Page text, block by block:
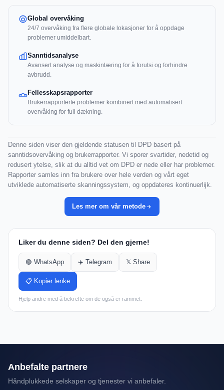
Global overvåking
24/7 overvåking fra flere globale lokasjoner for å oppdage
problemer umiddelbart.
Sanntidsanalyse
Avansert analyse og maskinlæring for å forutsi og forhindre
avbrudd.
Fellesskapsrapporter
Brukerrapporterte problemer kombinert med automatisert
overvåking for full dækning.
Denne siden viser den gjeldende statusen til DPD basert på
sanntidsovervåking og brukerrapporter. Vi sporer svartider, nedetid og
redusert ytelse, slik at du alltid vet om DPD er nede eller har problemer.
Rapporter samles inn fra brukere over hele verden og vårt eget
utviklede automatiserte skanningssystem, og oppdateres kontinuerlijk.
Les mer om vår metode
Liker du denne siden? Del den gjerne!
🟢 WhatsApp ✈️ Telegram 𝕏 Share
📋 Kopier lenke
Hjelp andre med å bekrefte om de også er rammet.
Anbefalte partnere
Håndplukkede selskaper og tjenester vi anbefaler.